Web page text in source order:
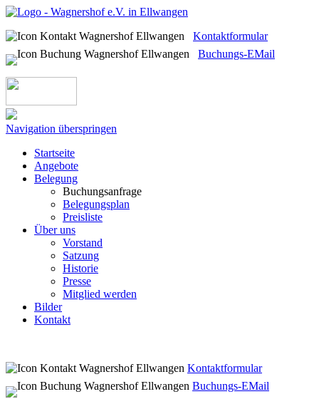
Kontaktformular
Buchungs-EMail
Navigation überspringen
Startseite
Angebote
Belegung
Buchungsanfrage
Belegungsplan
Preisliste
Über uns
Vorstand
Satzung
Historie
Presse
Mitglied werden
Bilder
Kontakt
Kontaktformular
Buchungs-EMail